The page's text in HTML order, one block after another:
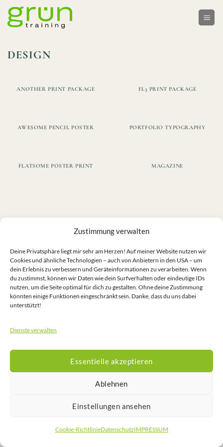
Zustimmung verwalten
Deine Privatsphäre liegt mir sehr am Herzen! Auf meiner Website nutzen wir
Cookies und ähnliche Technologien – auch von Anbietern in den USA – um
dein Erlebnis zu verbessern und Geräteinformationen zu verarbeiten. Wenn
du zustimmst, können wir Daten wie dein Surfverhalten oder eindeutige IDs
nutzen, um die Seite optimal für dich zu gestalten. Ohne deine Zustimmung
könnten einige Funktionen eingeschränkt sein. Danke, dass du uns dabei
unterstützt!
Dienste verwalten
Essentielle akzeptieren
Ablehnen
Einstellungen ansehen
Cookie-RichtlinieDatenschutzIMPRESSUM
Skip
content
DESIGN
ANOTHER PRINT PACKAGE FL3 PRINT PACKAGE
AWESOME PENCIL POSTER PORTFOLIO TYPOGRAPHY
FLATSOME POSTER PRINT MAGAZINE
Datenschutz Cookie-Richtlinie (EU)